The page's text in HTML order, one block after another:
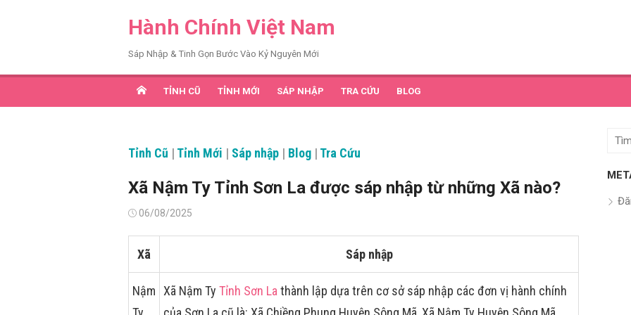
Hành Chính Việt Nam
Sáp Nhập & Tinh Gọn Bước Vào Kỷ Nguyên Mới
TỈNH CŨ TỈNH MỚI SÁP NHẬP TRA CỨU BLOG
Tỉnh Cũ | Tỉnh Mới | Sáp nhập | Blog | Tra Cứu
Xã Nậm Ty Tỉnh Sơn La được sáp nhập từ những Xã nào?
Đăng06/08/2025
Xã Sáp nhập
Nậm
Xã Nậm Ty Tỉnh Sơn La thành lập dựa trên cơ sở sáp nhập các đơn vị hành chính
Tìm
quả